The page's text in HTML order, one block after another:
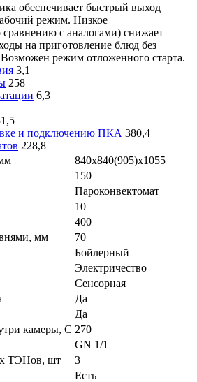
обеспечивает быстрый выход
режим. Низкое
сравнению с аналогами) снижает
на приготовление блюд без
режим отложенного старта.
3,1
258
6,3
и подключению ПКА 380,4
228,8
840x840(905)x1055
150
Пароконвектомат
10
400
мм
70
Бойлерный
Электричество
Сенсорная
Да
Да
камеры, С 270
GN 1/1
ТЭНов, шт
3
Есть